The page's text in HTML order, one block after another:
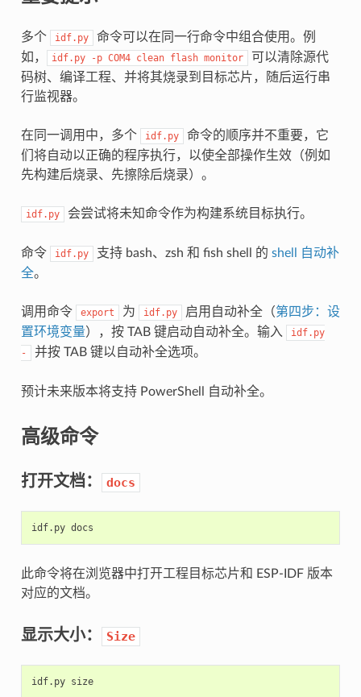
多个 idf.py
命令可以在同一行命令中组合使用。例
如，
idf.py -p COM4 clean flash monitor
可以清除源代
码树、编译工程、并将其烧录到目标芯片，随后运行串
行监视器。
在同一调用中，多个 idf.py
命令的顺序并不重要，它
们将自动以正确的程序执行，以使全部操作生效（例如
先构建后烧录、先擦除后烧录）。
idf.py 会尝试将未知命令作为构建系统目标执行。
命令 idf.py 支持 bash、zsh 和 fish shell 的 shell 自动补
全。
调用命令 export 为 idf.py 启用自动补全（第四步：设
置环境变量），按 TAB 键启动自动补全。输入
idf.py
-
并按 TAB 键以自动补全选项。
预计未来版本将支持 PowerShell 自动补全。
高级命令
打开文档： docs
idf.py
此命令将在浏览器中打开工程目标芯片和 ESP-IDF 版本
对应的文档。
显示大小： Size
idf.py size